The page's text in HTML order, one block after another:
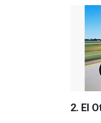
2. El